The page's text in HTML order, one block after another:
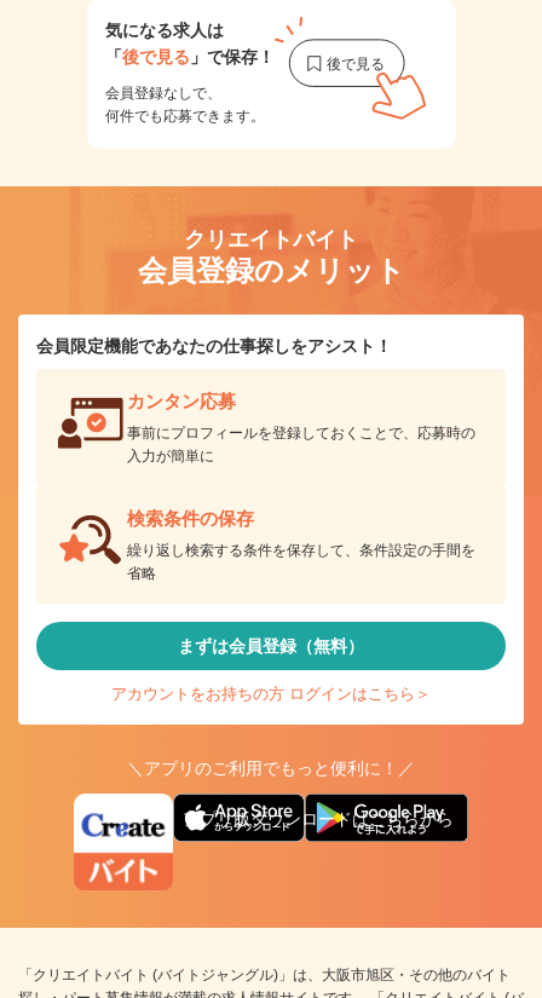
気になる求人は
「後で見る 」で保存！
会員登録なしで、
何件でも応募できます。
クリエイトバイト
会員登録のメリット
会員限定機能であなたの仕事探しをアシスト！
カンタン応募
事前にプロフィールを登録しておくことで、応募時の
入力が簡単に
検索条件の保存
繰り返し検索する条件を保存して、条件設定の手間を
省略
まずは会員登録（無料）
アカウントをお持ちの方 ログインはこちら＞
＼アプリのご利用でもっと便利に！／
アプリ版ダウンロードはこちらから
「クリエイトバイト (バイトジャングル)」は、大阪市旭区・その他のバイト